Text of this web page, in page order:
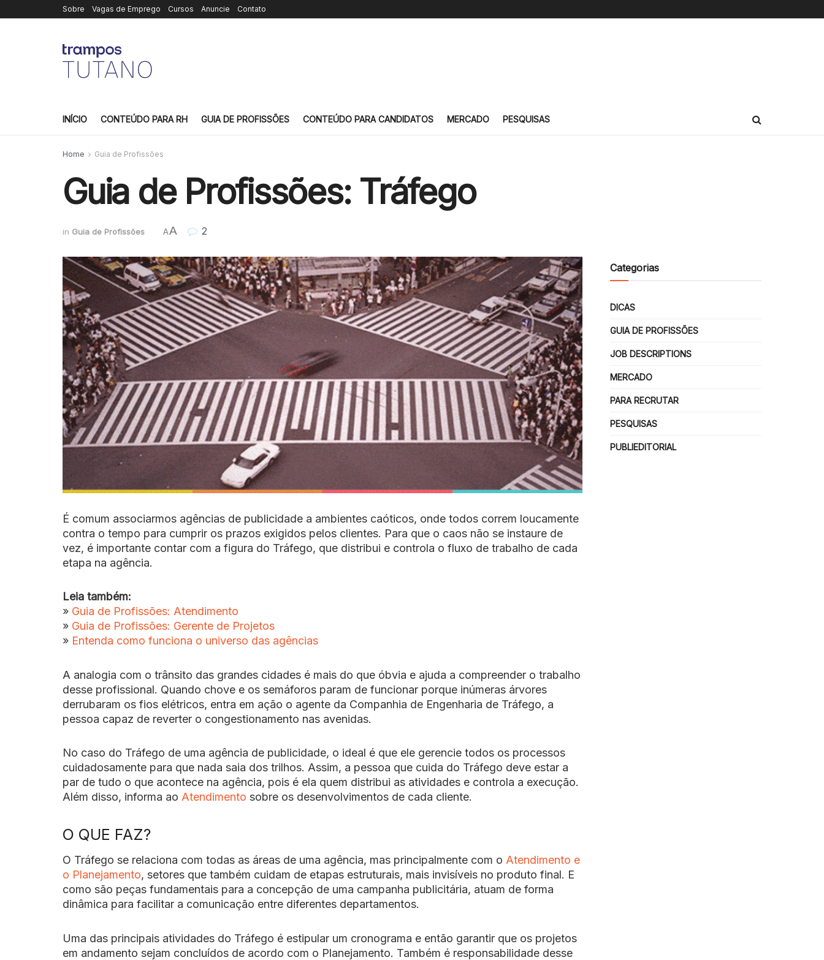
Sobre Vagas de Emprego Cursos Anuncie Contato
INÍCIO CONTEÚDO PARA RH GUIA DE PROFISSÕES CONTEÚDO PARA CANDIDATOS MERCADO PESQUISAS
Home Guia de Profissões
Guia de Profissões: Tráfego
in Guia de Profissões AA 2
É comum associarmos agências de publicidade a ambientes caóticos, onde todos correm loucamente
contra o tempo para cumprir os prazos exigidos pelos clientes. Para que o caos não se instaure de
vez, é importante contar com a figura do Tráfego, que distribui e controla o fluxo de trabalho de cada
etapa na agência.
Leia também:
» Guia de Profissões: Atendimento
» Guia de Profissões: Gerente de Projetos
» Entenda como funciona o universo das agências
A analogia com o trânsito das grandes cidades é mais do que óbvia e ajuda a compreender o trabalho
desse profissional. Quando chove e os semáforos param de funcionar porque inúmeras árvores
derrubaram os fios elétricos, entra em ação o agente da Companhia de Engenharia de Tráfego, a
pessoa capaz de reverter o congestionamento nas avenidas.
No caso do Tráfego de uma agência de publicidade, o ideal é que ele gerencie todos os processos
cuidadosamente para que nada saia dos trilhos. Assim, a pessoa que cuida do Tráfego deve estar a
par de tudo o que acontece na agência, pois é ela quem distribui as atividades e controla a execução.
Além disso, informa ao Atendimento sobre os desenvolvimentos de cada cliente.
O QUE FAZ?
O Tráfego se relaciona com todas as áreas de uma agência, mas principalmente com o Atendimento e
o Planejamento, setores que também cuidam de etapas estruturais, mais invisíveis no produto final. E
como são peças fundamentais para a concepção de uma campanha publicitária, atuam de forma
dinâmica para facilitar a comunicação entre diferentes departamentos.
Uma das principais atividades do Tráfego é estipular um cronograma e então garantir que os projetos
em andamento sejam concluídos de acordo com o Planejamento. Também é responsabilidade desse
Categorias
DICAS
GUIA DE PROFISSÕES
JOB DESCRIPTIONS
MERCADO
PARA RECRUTAR
PESQUISAS
PUBLIEDITORIAL